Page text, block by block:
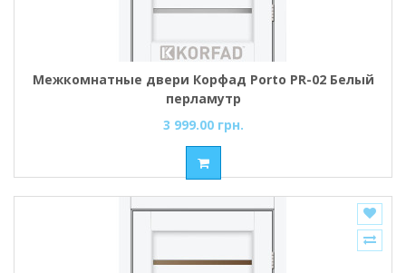
Межкомнатные двери Корфад Porto PR-02 Белый
перламутр
3 999.00 грн.